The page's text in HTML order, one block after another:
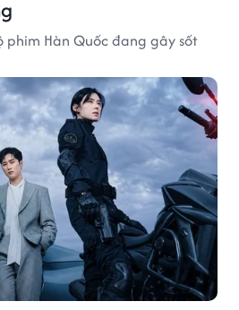
Hàn Quốc đang gây sốt